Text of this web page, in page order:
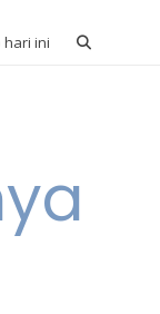
hari ini